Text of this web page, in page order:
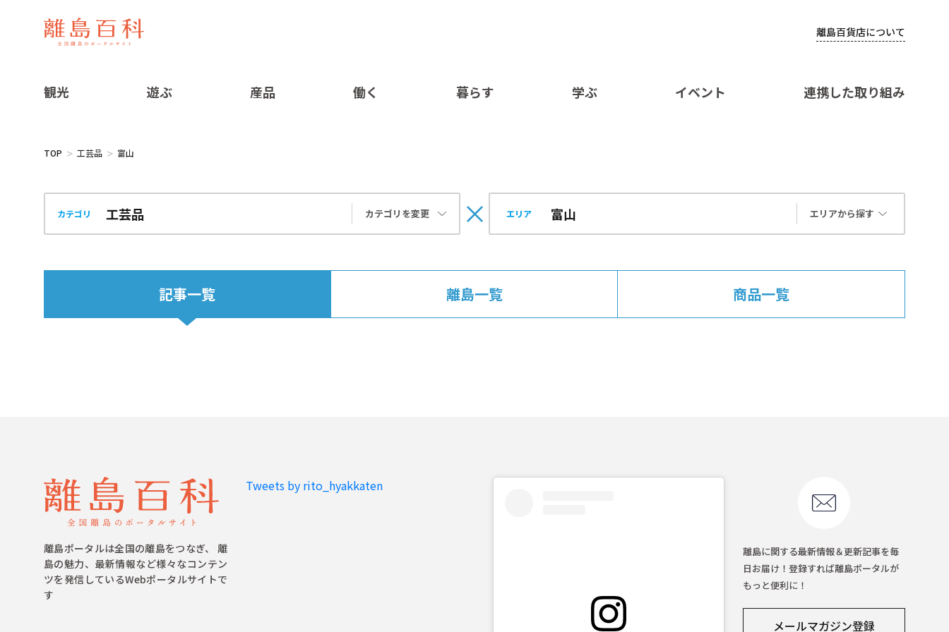
離島百貨店について
観光 遊ぶ 産品 働く 暮らす 学ぶ イベント 連携した取り組み
TOP 工芸品 富山
カテゴリ カテゴリを変更 エリア エリアから探す
記事一覧 離島一覧 商品一覧
離島ポータルは全国の離島をつなぎ、 離
島の魅力、最新情報など様々なコンテン
ツを発信しているWebポータルサイトで
す
Tweets by rito_hyakkaten
離島に関する最新情報＆更新記事を毎
日お届け！登録すれば離島ポータルが
もっと便利に！
メールマガジン登録